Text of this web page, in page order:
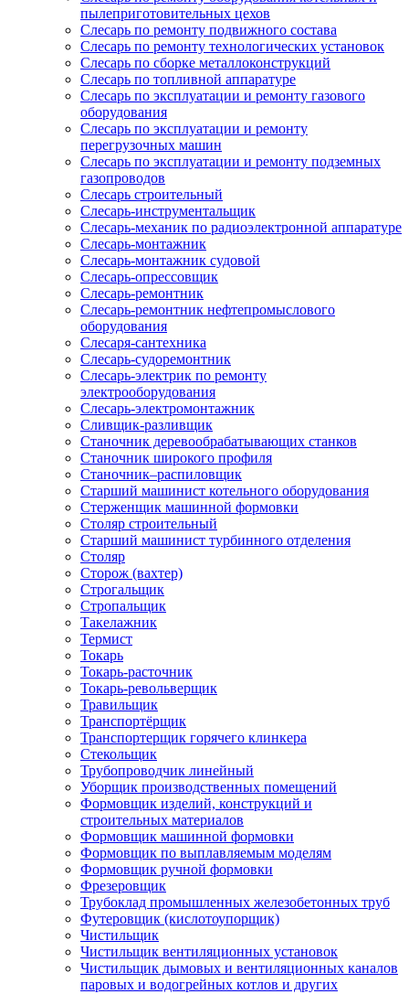
пылеприготовительных цехов
Слесарь по ремонту подвижного состава
Слесарь по ремонту технологических установок
Слесарь по сборке металлоконструкций
Слесарь по топливной аппаратуре
Слесарь по эксплуатации и ремонту газового
оборудования
Слесарь по эксплуатации и ремонту
перегрузочных машин
Слесарь по эксплуатации и ремонту подземных
газопроводов
Слесарь строительный
Слесарь-инструментальщик
Слесарь-механик по радиоэлектронной аппаратуре
Слесарь-монтажник
Слесарь-монтажник судовой
Слесарь-опрессовщик
Слесарь-ремонтник
Слесарь-ремонтник нефтепромыслового
оборудования
Слесаря-сантехника
Слесарь-судоремонтник
Слесарь-электрик по ремонту
электрооборудования
Слесарь-электромонтажник
Сливщик-разливщик
Станочник деревообрабатывающих станков
Станочник широкого профиля
Станочник–распиловщик
Старший машинист котельного оборудования
Стерженщик машинной формовки
Столяр строительный
Старший машинист турбинного отделения
Столяр
Сторож (вахтер)
Строгальщик
Стропальщик
Такелажник
Термист
Токарь
Токарь-расточник
Токарь-револьверщик
Травильщик
Транспортёрщик
Транспортерщик горячего клинкера
Стекольщик
Трубопроводчик линейный
Уборщик производственных помещений
Формовщик изделий, конструкций и
строительных материалов
Формовщик машинной формовки
Формовщик по выплавляемым моделям
Формовщик ручной формовки
Фрезеровщик
Трубоклад промышленных железобетонных труб
Футеровщик (кислотоупорщик)
Чистильщик
Чистильщик вентиляционных установок
Чистильщик дымовых и вентиляционных каналов
паровых и водогрейных котлов и других